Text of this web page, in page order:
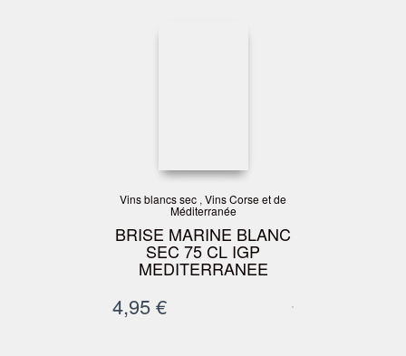
Vins blancs sec , Vins Corse et de
Méditerranée
BRISE MARINE BLANC
SEC 75 CL IGP
MEDITERRANEE
4,95€